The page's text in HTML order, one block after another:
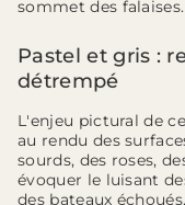
sommet des falaises.
Pastel et gris :
détrempé
L'enjeu pictural de
au rendu des
sourds, des roses,
évoquer le luisant
des bateaux